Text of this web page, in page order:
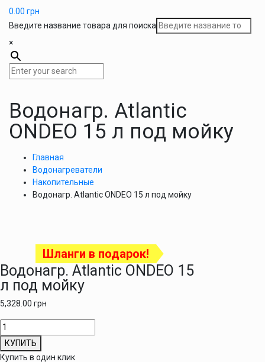
0.00 грн
Введите название товара для поиска
×
Водонагр. Atlantic
ONDEO 15 л под мойку
Главная
Водонагреватели
Накопительные
Водонагр. Atlantic ONDEO 15 л под мойку
Шланги в подарок!
Водонагр. Atlantic ONDEO 15
л под мойку
5,328.00 грн
Количество
товара
Водонагр.
КУПИТЬ
Купить в один клик